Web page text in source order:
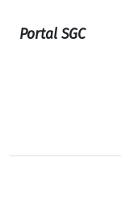
Portal SGC